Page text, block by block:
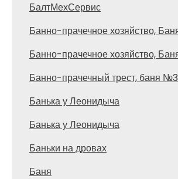
БалтМехСервис
Банно-прачечное хозяйство,
Банно-прачечное хозяйство,
Банно-прачечный трест, баня №3
Банька у Леонидыча
Банька у Леонидыча
Баньки на дровах
Баня